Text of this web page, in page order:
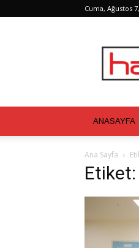
Cuma, Ağustos
ANASAYFA
Ana Sayfa